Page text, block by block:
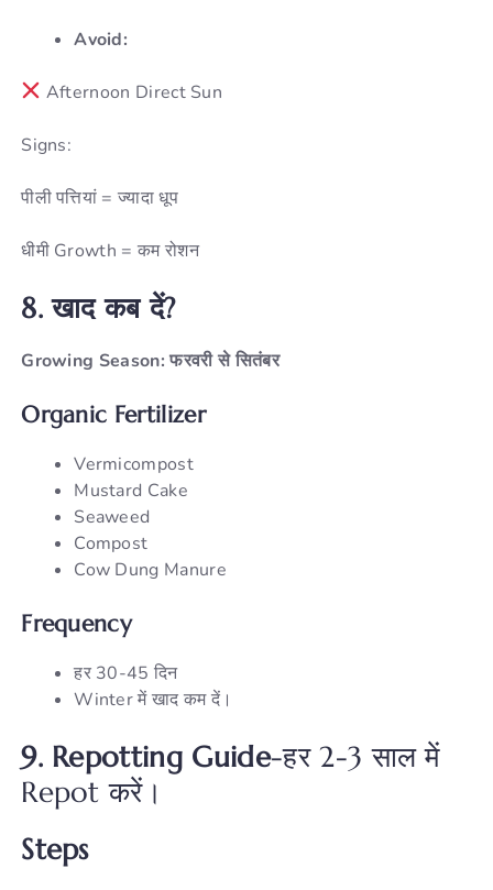
Avoid:
Afternoon Direct Sun
Signs:
पीली पत्तियां = ज्यादा धूप
धीमी Growth = कम रोशन
8.खादकबदें?
Growing Season: फरवरी से सितंबर
Organic Fertilizer
Vermicompost
Mustard Cake
Seaweed
Compost
Cow Dung Manure
Frequency
हर 30-45 दिन
Winter में खाद कम दें।
9. Repotting Guide-हर 2-3 साल में
Repot करें।
Steps